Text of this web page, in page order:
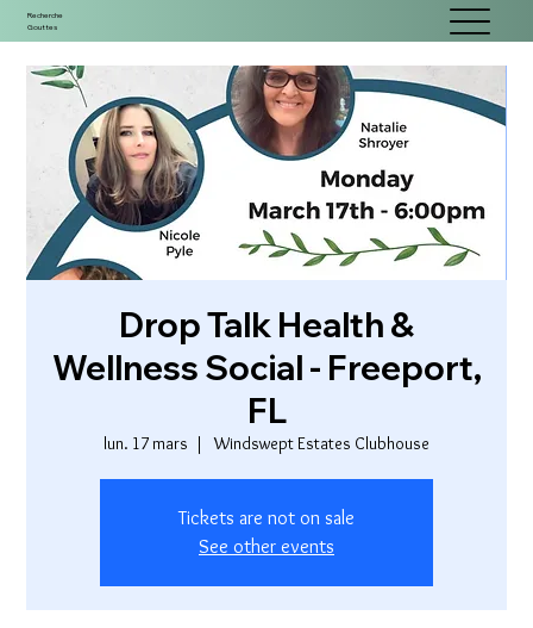
Recherche
Gouttes
Drop Talk Health &
Wellness Social - Freeport,
FL
lun. 17 mars
  |
Windswept Estates Clubhouse
Tickets are not on sale
See other events